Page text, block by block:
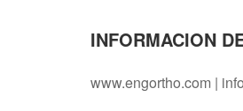
INFORMACION
www.engortho.com |